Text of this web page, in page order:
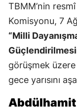
TBMM’nin
Komisyonu, 7
“Milli
görüşmek
gece yarısını
Abdülhamit